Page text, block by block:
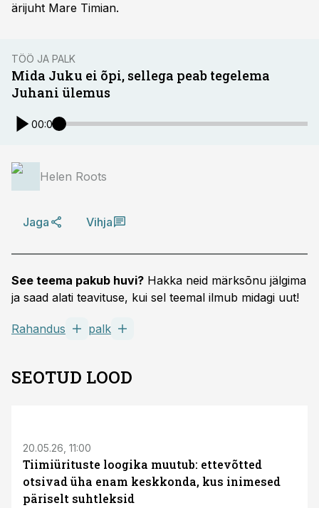
ärijuht Mare Timian.
TÖÖ JA PALK
Mida Juku ei õpi, sellega peab tegelema
Juhani ülemus
00:00
Helen Roots
Jaga Vihja
See teema pakub huvi? Hakka neid märksõnu jälgima
ja saad alati teavituse, kui sel teemal ilmub midagi uut!
Rahandus palk
SEOTUD LOOD
20.05.26, 11:00
Tiimiürituste loogika muutub: ettevõtted
otsivad üha enam keskkonda, kus inimesed
päriselt suhtleksid